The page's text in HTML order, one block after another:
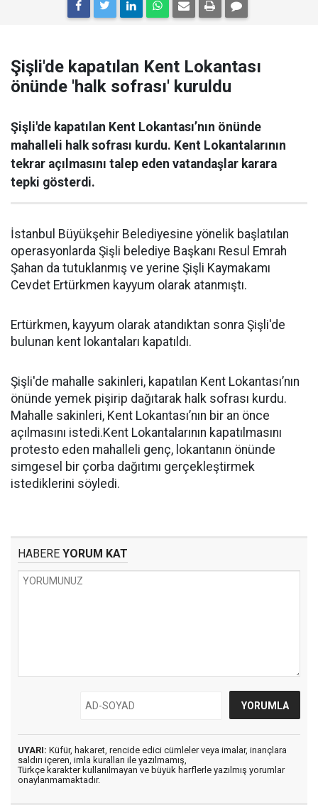
Şişli'de kapatılan Kent Lokantası
önünde 'halk sofrası' kuruldu
Şişli'de kapatılan Kent Lokantası’nın önünde
mahalleli halk sofrası kurdu. Kent Lokantalarının
tekrar açılmasını talep eden vatandaşlar karara
tepki gösterdi.
İstanbul Büyükşehir Belediyesine yönelik başlatılan
operasyonlarda Şişli belediye Başkanı Resul Emrah
Şahan da tutuklanmış ve yerine Şişli Kaymakamı
Cevdet Ertürkmen kayyum olarak atanmıştı.
Ertürkmen, kayyum olarak atandıktan sonra Şişli'de
bulunan kent lokantaları kapatıldı.
Şişli'de mahalle sakinleri, kapatılan Kent Lokantası’nın
önünde yemek pişirip dağıtarak halk sofrası kurdu.
Mahalle sakinleri, Kent Lokantası’nın bir an önce
açılmasını istedi.Kent Lokantalarının kapatılmasını
protesto eden mahalleli genç, lokantanın önünde
simgesel bir çorba dağıtımı gerçekleştirmek
istediklerini söyledi.
HABERE YORUM KAT
UYARI: Küfür, hakaret, rencide edici cümleler veya imalar, inançlara
saldırı içeren, imla kuralları ile yazılmamış,
Türkçe karakter kullanılmayan ve büyük harflerle yazılmış yorumlar
onaylanmamaktadır.